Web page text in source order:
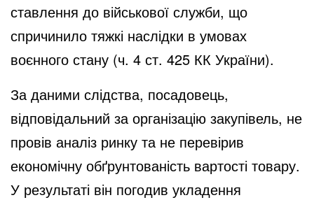
ставлення до військової служби, що
спричинило тяжкі наслідки в умовах
воєнного стану (ч. 4 ст. 425 КК України).
За даними слідства, посадовець,
відповідальний за організацію закупівель, не
провів аналіз ринку та не перевірив
економічну обґрунтованість вартості товару.
У результаті він погодив укладення